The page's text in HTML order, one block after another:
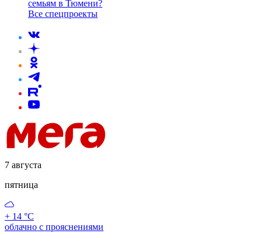
Все спецпроекты
7 августа
пятница
+ 14 °С
облачно с прояснениями